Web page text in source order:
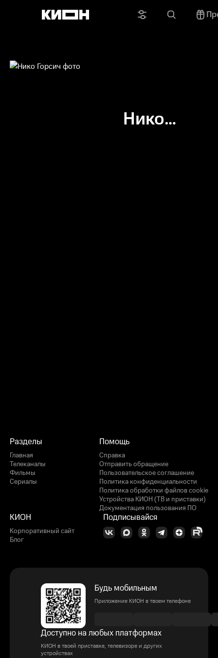
Нико
Разделы
Главная
Телеканалы
Фильмы
Сериалы
Помощь
Справка
Отправить обращение
Пользовательское соглашение
Политика конфиденциальности
Политика обработки файлов cookie
Устройства КИОН (ТВ и приставки)
Документация пользования ПО
КИОН
Корпоративный сайт
Блог
Подписывайся
Будь мобильным
Приложение КИОН в твоем телефоне
Доступно на любых платформах
КИОН в твоей приставке, телевизоре и других
устройствах